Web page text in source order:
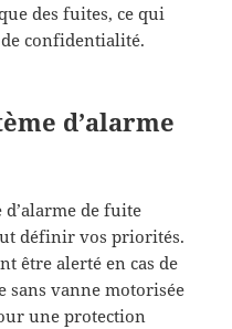
des fuites, ce qui
confidentialité.
d’alarme
de fuite
définir vos priorités.
être alerté en cas de
sans vanne motorisée
une protection